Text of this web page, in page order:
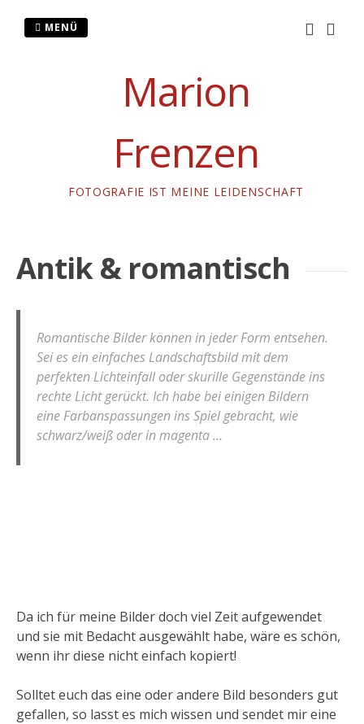
Marion
Frenzen
FOTOGRAFIE IST MEINE LEIDENSCHAFT
MENÜ
Antik & romantisch
Romantische Bilder können in jeder Form entsehen.
Sei es ein einfaches Landschaftsbild mit dem
perfekten Lichteinfall oder skurille Gegenstände ins
rechte Licht gerückt. Ich habe bei einigen Bildern
eine Farbanspassungen ins Spiel gebracht, wie
schwarz/weiß oder in magenta …
Da ich für meine Bilder doch viel Zeit aufgewendet
und sie mit Bedacht ausgewählt habe, wäre es schön,
wenn ihr diese nicht einfach kopiert!
Solltet euch das eine oder andere Bild besonders gut
gefallen, so lasst es mich wissen und sendet mir eine